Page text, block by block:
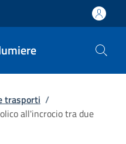
trasporti /
all'incrocio tra due